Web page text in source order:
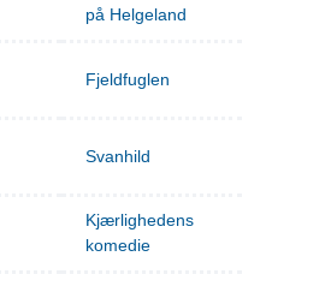
på Helgeland
Fjeldfuglen
Svanhild
Kjærlighedens
komedie